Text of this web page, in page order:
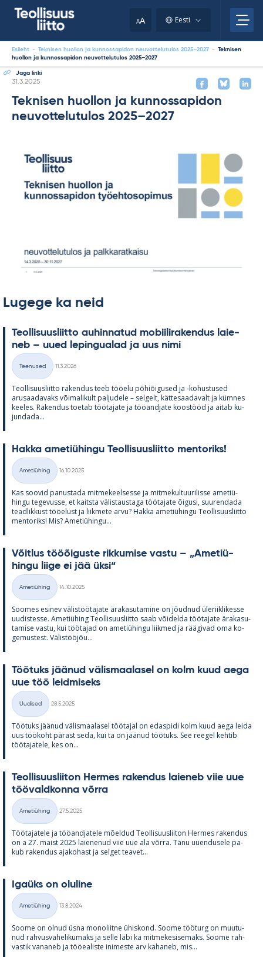
AA Eesti
Esileht - Teknisen huollon ja kunnossapidon neuvottelutulos 2025–2027 - Teknisen
huollon ja kunnossapidon neuvottelutulos 2025–2027
Jaga linki
Kirjoitettu
31.3.2025
Teknisen huollon ja kunnossapidon
neuvottelutulos 2025–2027
Lugege ka neid
Teol­li­suus­liitto au­hin­na­tud mo­bii­li­ra­ken­dus lai­e­
neb – uued le­pin­gua­lad ja uus nimi
Kategooriad
Teenused
11.3.2026
Teol­li­suus­liitto ra­ken­dus teeb töö­elu põ­hiõi­gused ja -ko­hus­tused
arusaa­da­vaks või­ma­li­kult pal­ju­dele – sel­gelt, kät­te­saa­da­valt ja küm­nes
kee­les. Ra­ken­dus toe­tab töö­ta­jate ja töö­and­jate koos­tööd ja ai­tab ku­
jun­dada...
Hakka ame­tiü­hingu Teol­li­suus­liitto men­to­riks!
Kategooriad
Ametiühing
16.10.2025
Kas soo­vid pa­nus­tada mit­me­keel­sesse ja mit­me­kul­tuu­ri­lisse ame­tiü­
hingu te­ge­vusse, et kaitsta vä­lis­taus­taga töö­ta­jate õi­gusi, suu­ren­dada
tead­lik­kust töö­elust ja liik­mete arvu? Hakka ame­tiü­hingu Teol­li­suus­liitto
men­to­riks! Mis? Ame­tiü­hingu...
Võit­lus tööõi­guste rik­ku­mise vastu – „Ame­tiü­
hingu liige ei jää üksi“
Kategooriad
Ametiühing
14.10.2025
Soo­mes esi­nev vä­lis­töö­ta­jate ära­ka­su­ta­mine on jõud­nud üle­riikli­kesse
uu­dis­tesse. Ame­tiü­hing Teol­li­suus­liitto saab või­delda töö­ta­jate ära­ka­su­
ta­mise vastu, kui töö­ta­jad on ame­tiü­hingu liik­med ja rää­gi­vad oma ko­
ge­mus­test. Vä­lis­tööjõu...
Töö­tuks jää­nud vä­lis­maa­la­sel on kolm kuud aega
uue töö leid­mi­seks
Kategooriad
Uudised
28.5.2025
Töö­tuks jää­nud vä­lis­maa­la­sel töö­ta­jal on edas­pidi kolm kuud aega leida
uus töö­koht pä­rast seda, kui ta on jää­nud töö­tuks. See ree­gel keh­tib
töö­ta­ja­tele, kes on...
Teol­li­suus­lii­ton Her­mes ra­ken­dus lai­e­neb viie uue
töö­vald­konna võrra
Kategooriad
Ametiühing
27.5.2025
Töö­ta­ja­tele ja töö­and­ja­tele mõel­dud Teol­li­suus­lii­ton Her­mes ra­ken­dus
on a 27. maist 2025 lai­e­ne­nud viie uue ala võrra. Tänu uu­en­dusele pa­
kub ra­ken­dus aja­ko­hast ja sel­get tea­vet...
Igaüks on olu­line
Kategooriad
Ametiühing
13.8.2024
Soome on ol­nud üsna mo­no­liitne ühis­kond. Soome töö­turg on muu­tu­
nud rah­vus­va­he­li­ku­maks ja selle läbi ka mit­me­ke­si­se­maks. Soome rah­
vas­tik va­na­neb ja töö­ea­liste ini­meste arv ka­ha­neb, mis...